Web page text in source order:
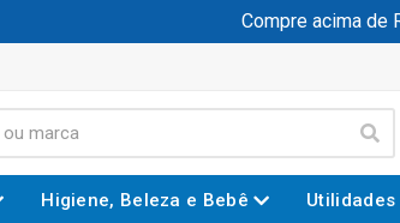
Compre acima de
Higiene, Beleza e Bebê Utilidades